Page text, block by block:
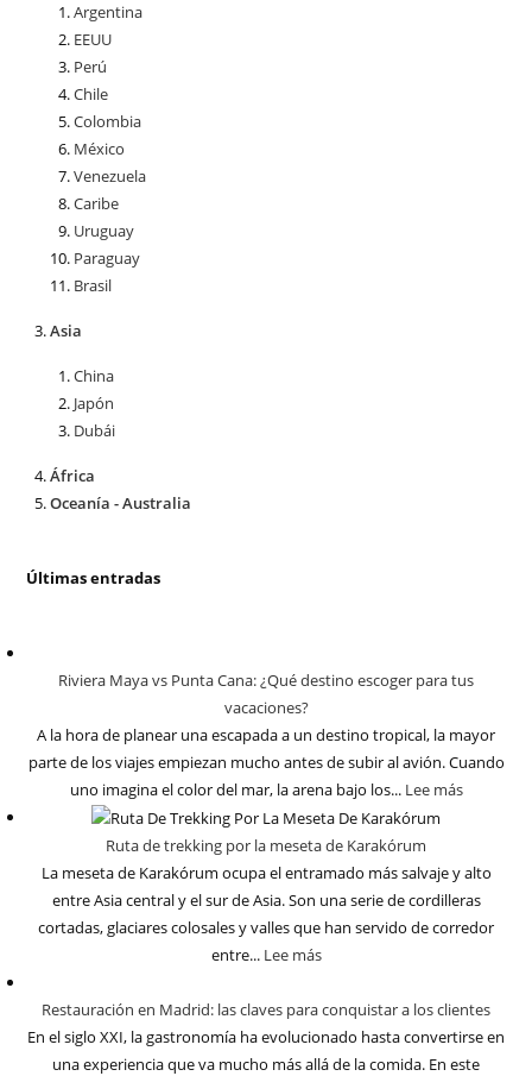
Argentina
EEUU
Perú
Chile
Colombia
México
Venezuela
Caribe
Uruguay
Paraguay
Brasil
Asia
China
Japón
Dubái
África
Oceanía - Australia
Últimas entradas
Riviera Maya vs Punta Cana: ¿Qué destino escoger para tus
vacaciones?
A la hora de planear una escapada a un destino tropical, la mayor
parte de los viajes empiezan mucho antes de subir al avión. Cuando
uno imagina el color del mar, la arena bajo los... Lee más
Ruta de trekking por la meseta de Karakórum
La meseta de Karakórum ocupa el entramado más salvaje y alto
entre Asia central y el sur de Asia. Son una serie de cordilleras
cortadas, glaciares colosales y valles que han servido de corredor
entre... Lee más
Restauración en Madrid: las claves para conquistar a los clientes
En el siglo XXI, la gastronomía ha evolucionado hasta convertirse en
una experiencia que va mucho más allá de la comida. En este